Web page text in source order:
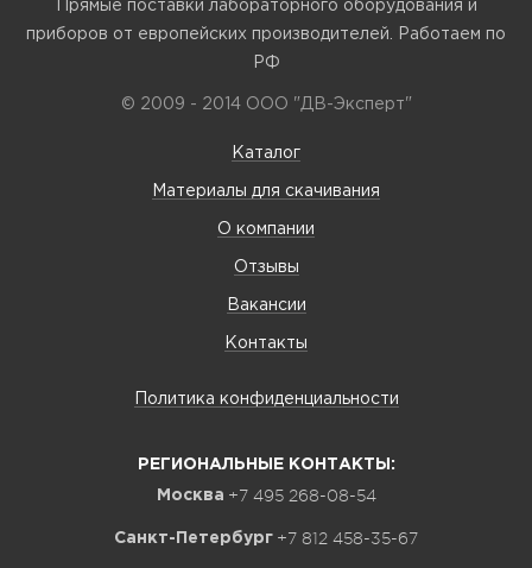
Прямые поставки лабораторного оборудования и
приборов от европейских производителей. Работаем по
РФ
© 2009 - 2014 ООО "ДВ-Эксперт"
Каталог
Материалы для скачивания
О компании
Отзывы
Вакансии
Контакты
Политика конфиденциальности
РЕГИОНАЛЬНЫЕ КОНТАКТЫ:
Москва +7 495 268-08-54
Санкт-Петербург +7 812 458-35-67